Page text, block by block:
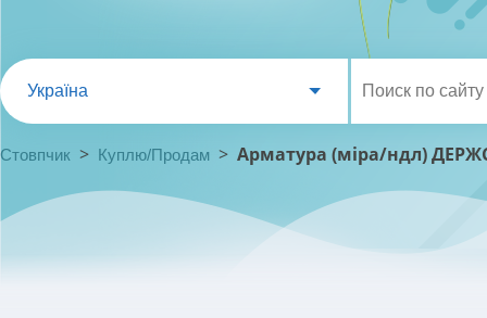
Україна
Стовпчик > Куплю/Продам > Арматура (міра/ндл)